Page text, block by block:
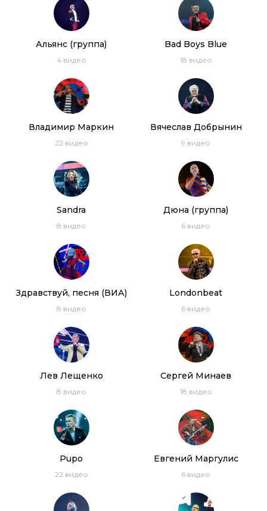
03:54:11
Дискотека 80-х (2007) Фестиваль Авторадио
(DVDRip)
Thomas Anders, C.C. Catch, Lian Ross, Ottawan.
Альянс (группа)
4видео
Bad Boys Blue
18 видео
Владимир Маркин
22 видео
Вячеслав Добрынин
9 видео
Sandra
8 видео
Дюна (группа)
6 видео
Здравствуй, песня (ВИА)
8 видео
Londonbeat
6 видео
Лев Лещенко
8 видео
Сергей Минаев
18 видео
Pupo
22 видео
Евгений Маргулис
6 видео